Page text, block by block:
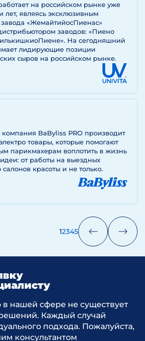
на российском рынке уже
лет, являясь эксклюзивным
«ЖемайтийосПиенас»
заводов: «Пиено
На сегодняшний
лидирующие позиции
сыров на российском рынке.
BaByliss PRO производит
товары, которые помогают
парикмахерам воплотить в жизнь
от работы на выездных
красоты и не только.
12345
нашей сфере не существует
Каждый случай
подхода. Пожалуйста,
консультантом